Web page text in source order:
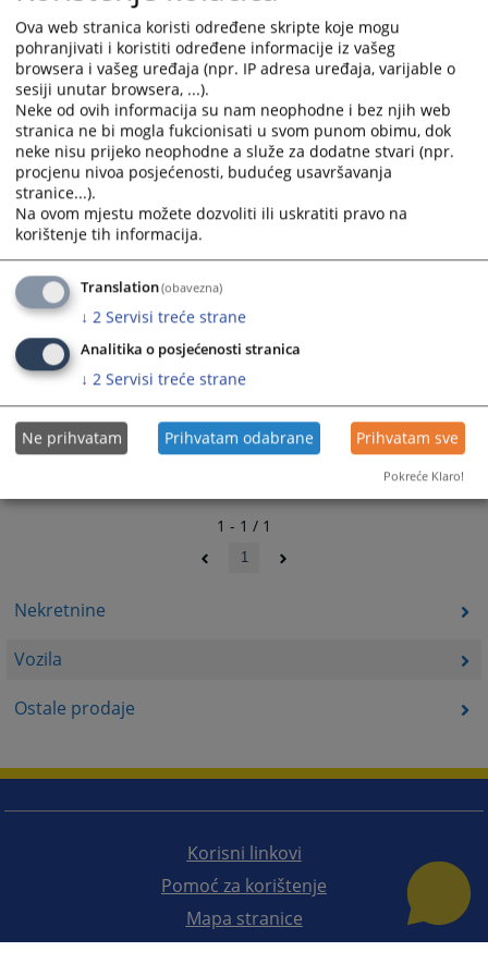
Nekretnine
Vozila
Ostale prodaje
select
a
date.
Press
the
question
mark
key
to
get
the
shortcuts
for
changing
and
select
a
Press
the
question
mark
key
get
for
14.11.2025.
1 - 1 / 1
1
Korisni linkovi
Pomoć za korištenje
Mapa stranice
Ova web stranica koristi određene skripte koje mogu
pohranjivati i koristiti određene informacije iz vašeg
browsera i vašeg uređaja (npr. IP adresa uređaja, varijable o
sesiji unutar browsera, ...).
Neke od ovih informacija su nam neophodne i bez njih web
stranica ne bi mogla fukcionisati u svom punom obimu, dok
neke nisu prijeko neophodne a služe za dodatne stvari (npr.
procjenu nivoa posjećenosti, budućeg usavršavanja
stranice...).
Na ovom mjestu možete dozvoliti ili uskratiti pravo na
korištenje tih informacija.
Translation(obavezna)
↓ 2 Servisi treće strane
Analitika o posjećenosti stranica
↓ 2 Servisi treće strane
Ne prihvatam Prihvatam odabrane Prihvatam sve
Pokreće Klaro!